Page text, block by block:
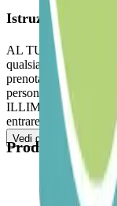
Istruzioni
AL TUO ARRIVO, 1)
qualsiasi posto auto
prenotazione
personale. SE IL
ILLIMITATE Segui il
entrare e uscire.
Vedi di più
Prodotti